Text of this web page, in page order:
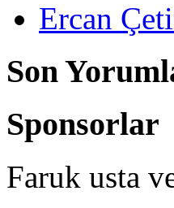
Ercan
Son
Sponsorlar
Faruk usta